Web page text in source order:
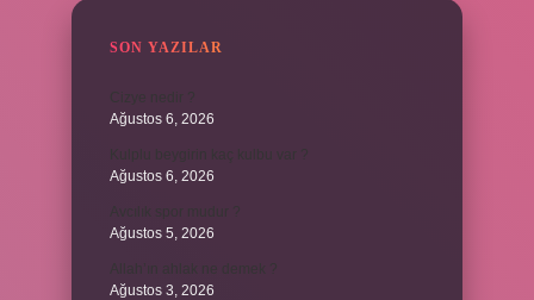
SON YAZILAR
Ağustos 6, 2026
Ağustos 6, 2026
Ağustos 5, 2026
Ağustos 3, 2026